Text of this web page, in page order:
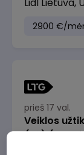
2900 €/
prieš 17 val.
Veiklos
(-ė)